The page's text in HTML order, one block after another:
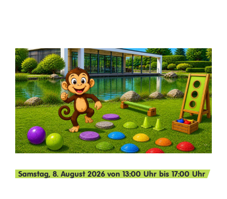
Samstag, 8. August 2026 von 13:00 Uhr bis 17:00 Uhr